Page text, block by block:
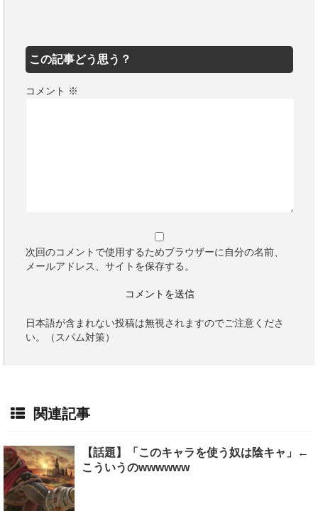
この記事どう思う？
コメント ※
次回のコメントで使用するためブラウザーに自分の名前、
メールアドレス、サイトを保存する。
日本語が含まれない投稿は無視されますのでご注意くださ
い。（スパム対策）
関連記事
【話題】「このキャラを使う奴は陰キャ」←
こういうのwwwwww